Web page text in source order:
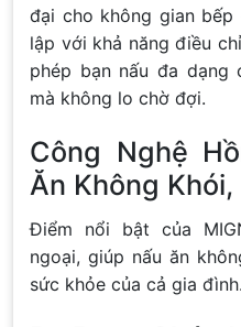
đại cho không gian
lập với khả năng điều
phép bạn nấu đa dạng
mà không lo chờ đợi.
Công Nghệ
Ăn Không
Điểm nổi bật của
ngoại, giúp nấu ăn
sức khỏe của cả gia đình.